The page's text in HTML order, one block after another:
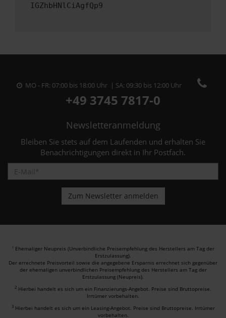
IGZhbHNlCiAgfQp9
MO - FR: 07:00 bis 18:00 Uhr | SA: 09:30 bis 12:00 Uhr
+49 3745 7817-0
Newsletteranmeldung
Bleiben Sie stets auf dem Laufenden und erhalten Sie
Benachrichtigungen direkt in Ihr Postfach.
1 Ehemaliger Neupreis (Unverbindliche Preisempfehlung des Herstellers am Tag der
Erstzulassung).
Der errechnete Preisvorteil sowie die angegebene Ersparnis errechnet sich gegenüber
der ehemaligen unverbindlichen Preisempfehlung des Herstellers am Tag der
Erstzulassung (Neupreis).
2 Hierbei handelt es sich um ein Finanzierungs-Angebot. Preise sind Bruttopreise.
Irrtümer vorbehalten.
3 Hierbei handelt es sich um ein Leasing-Angebot. Preise sind Bruttopreise. Irrtümer
vorbehalten.